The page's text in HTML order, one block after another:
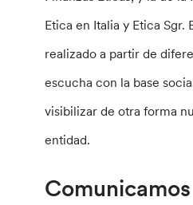
Etica en Italia y Etica Sgr.
realizado a partir de
escucha con la base
visibilizar de otra forma
entidad.